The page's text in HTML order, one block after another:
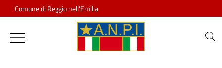
Salta al contenuto
Comune di Reggio nell'Emilia
Associazione Nazionale